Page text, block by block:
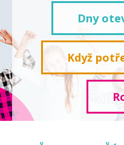
Dny
Když